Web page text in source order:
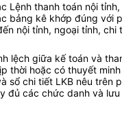
Lệnh thanh toán nội
bảng kê khớp đúng với
nội tỉnh, ngoại tỉnh, chi
lệch giữa kế toán và
thời hoặc có thuyết
sổ chi tiết LKB nêu trên
đủ các chức danh và